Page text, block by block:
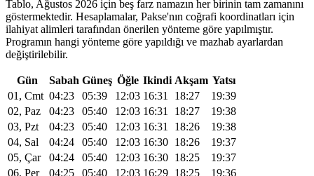
Tablo, Ağustos 2026 için beş farz namazın her birinin tam zamanını
göstermektedir. Hesaplamalar, Pakse'nın coğrafi koordinatları için
ilahiyat alimleri tarafından önerilen yönteme göre yapılmıştır.
Programın hangi yönteme göre yapıldığı ve mazhab ayarlardan
değiştirilebilir.
Gün Sabah Güneş Öğle Ikindi Akşam Yatsı
01, Cmt 04:23 05:39 12:03 16:31 18:27
19:39
02, Paz
04:23 05:40 12:03 16:31 18:27
19:38
03, Pzt
04:23 05:40 12:03 16:31 18:26
19:38
04, Sal
04:24 05:40 12:03 16:30 18:26
19:37
05, Çar
04:24 05:40 12:03 16:30 18:25
19:37
06, Per
04:25 05:40 12:03 16:29 18:25
19:36